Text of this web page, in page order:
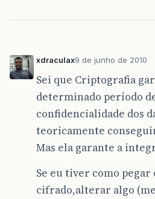
xdraculax9 de junho de 2010
Sei que Criptografia
determinado período
confidencialidade dos
teoricamente
Mas ela garante a
Se eu tiver como pegar
cifrado,alterar algo